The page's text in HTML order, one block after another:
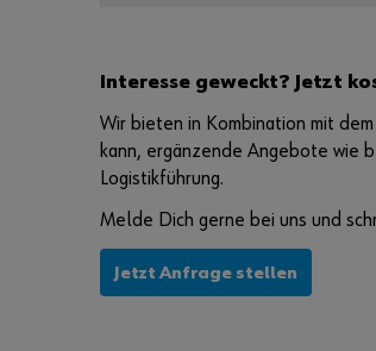
Interesse geweckt? Jetzt
Wir bieten in Kombination mit
kann, ergänzende Angebote wie
Logistikführung.
Melde Dich gerne bei uns und
Jetzt Anfrage stellen